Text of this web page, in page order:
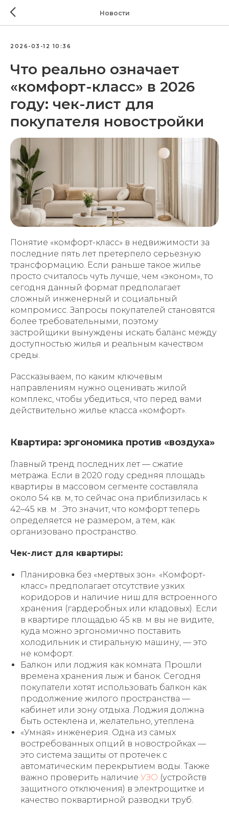
Новости
2026-03-12 10:36
Что реально означает
«комфорт-класс» в 2026
году: чек-лист для
покупателя новостройки
Понятие «комфорт-класс» в недвижимости за
последние пять лет претерпело серьезную
трансформацию. Если раньше такое жилье
просто считалось чуть лучше, чем «эконом», то
сегодня данный формат предполагает
сложный инженерный и социальный
компромисс. Запросы покупателей становятся
более требовательными, поэтому
застройщики вынуждены искать баланс между
доступностью жилья и реальным качеством
среды.
Рассказываем, по каким ключевым
направлениям нужно оценивать жилой
комплекс, чтобы убедиться, что перед вами
действительно жилье класса «комфорт».
Квартира: эргономика против «воздуха»
Главный тренд последних лет — сжатие
метража. Если в 2020 году средняя площадь
квартиры в массовом сегменте составляла
около 54 кв. м, то сейчас она приблизилась к
42–45 кв. м . Это значит, что комфорт теперь
определяется не размером, а тем, как
организовано пространство.
Чек-лист для квартиры:
Планировка без «мертвых зон». «Комфорт-
класс» предполагает отсутствие узких
коридоров и наличие ниш для встроенного
хранения (гардеробных или кладовых). Если
в квартире площадью 45 кв. м вы не видите,
куда можно эргономично поставить
холодильник и стиральную машину, — это
не комфорт.
Балкон или лоджия как комната. Прошли
времена хранения лыж и банок. Сегодня
покупатели хотят использовать балкон как
продолжение жилого пространства —
кабинет или зону отдыха. Лоджия должна
быть остеклена и, желательно, утеплена.
«Умная» инженерия. Одна из самых
востребованных опций в новостройках —
это система защиты от протечек с
автоматическим перекрытием воды. Также
важно проверить наличие УЗО (устройств
защитного отключения) в электрощитке и
качество поквартирной разводки труб.